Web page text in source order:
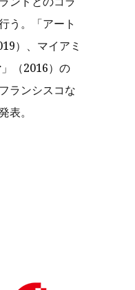
う。「アート
）、マイアミ
（2016）の
ランシスコな
表。